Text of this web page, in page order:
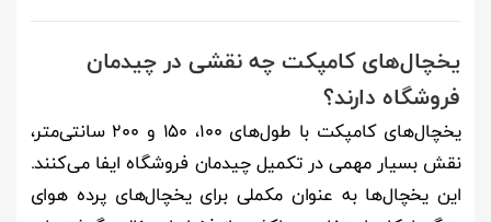
یخچال‌های کامپکت چه نقشی در چیدمان
فروشگاه دارند؟
یخچال‌های کامپکت با طول‌های ۱۰۰، ۱۵۰ و ۲۰۰ سانتی‌متر،
نقش بسیار مهمی در تکمیل چیدمان فروشگاه ایفا می‌کنند.
این یخچال‌ها به عنوان مکملی برای یخچال‌های پرده هوای